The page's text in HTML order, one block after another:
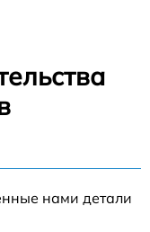
нами детали